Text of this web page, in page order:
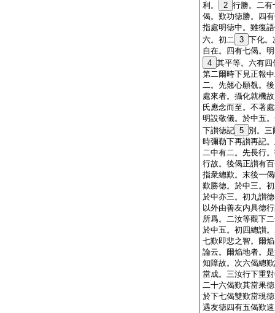
利。
2 行勝。二有
偈。歎功徳勝。四
指處明徳中。雖復
六。初二 3 下化。
自在。四有七偈。
4 其平等。六有
第二爾時下見正報
二。先翹心願覩。
處來者。攝化就機
氏應念而至。不著
明設敬儀。於中五
下讃徳記 5 別。三
時彌勒下再讃再記
二中有二。先長行
行故。後偈正讃有
指衆總歎。末後一
歎勝徳。於中三。
於中亦三。初九讃
以外由善友内具徳
所爲。二汝等觀下
於中五。初四總讃
七歎即悲之智。爾
論云。爾焔地者。
知障故。次六偈總
當成。三汝行下重
二十六偈歎其當果
於下七偈雙歎當現
遇友徳四有五偈歎